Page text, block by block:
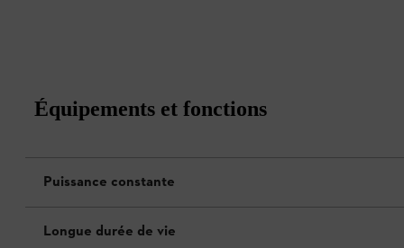
Équipements et fonctions
Puissance constante
Longue durée de vie